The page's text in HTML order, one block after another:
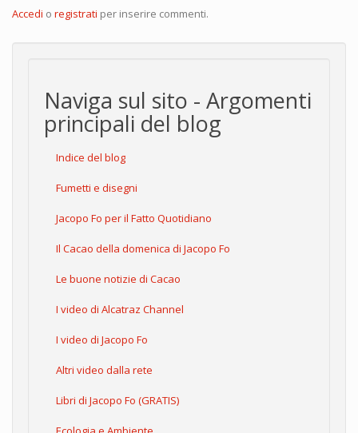
Accedi o registrati per inserire commenti.
Naviga sul sito - Argomenti
principali del blog
Indice del blog
Fumetti e disegni
Jacopo Fo per il Fatto Quotidiano
Il Cacao della domenica di Jacopo Fo
Le buone notizie di Cacao
I video di Alcatraz Channel
I video di Jacopo Fo
Altri video dalla rete
Libri di Jacopo Fo (GRATIS)